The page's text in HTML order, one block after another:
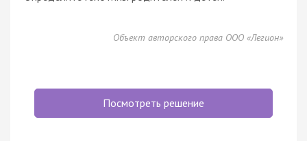
Объект авторского права ООО «Легион»
Посмотреть решение